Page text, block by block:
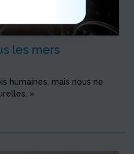
les mers
humaines, mais nous ne
»